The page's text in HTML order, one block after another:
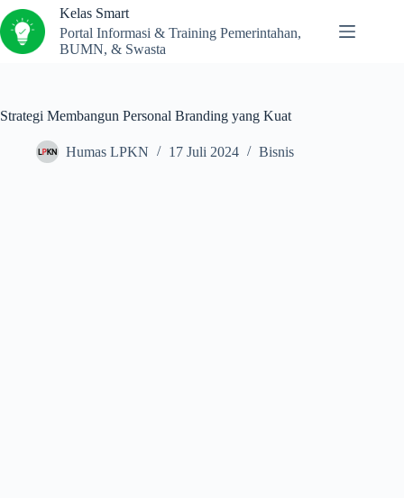
Kelas Smart
Portal Informasi & Training Pemerintahan,
BUMN, & Swasta
Strategi Membangun Personal Branding yang Kuat
Humas LPKN 17 Juli 2024 Bisnis